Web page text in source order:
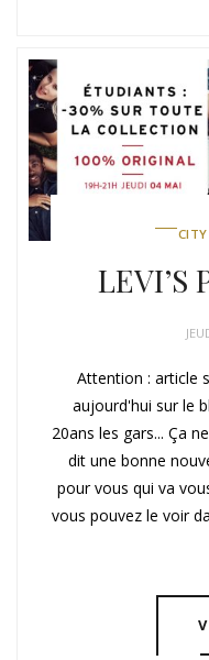
LEVI’S
Attention : article
aujourd'hui sur le
20ans les gars... Ça
dit une bonne
pour vous qui va
vous pouvez le voir